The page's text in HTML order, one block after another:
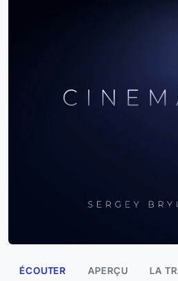
ÉCOUTER APERÇU LA